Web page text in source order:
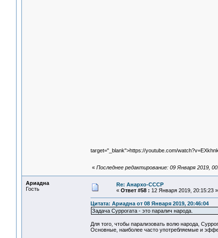
target="_blank">https://youtube.com/
« Последнее редактирование: 09 Января 2019,
Ариадна
Гость
Re: Анархо-СССР
« Ответ #58 : 12 Января 2019, 20:15:23 »
Цитата: Ариадна от 08 Января 2019, 20:46:04
Задача Суррогата - это паралич народа.
Для того, чтобы парализовать волю народа,
Основные, наиболее часто употребляемые и